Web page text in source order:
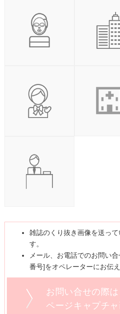
雑誌のくり抜き画像を送っ
す。
メール、お電話でのお問い
番号]をオペレーターにお伝え
お問い合せの際
ページキャプチ